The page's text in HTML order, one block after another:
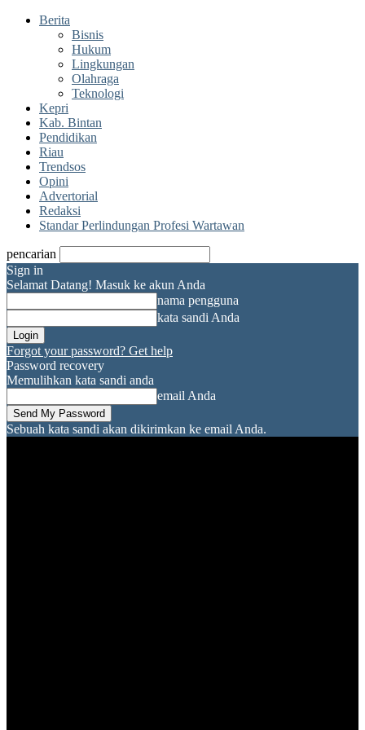
Berita
Bisnis
Hukum
Lingkungan
Olahraga
Teknologi
Kepri
Kab. Bintan
Pendidikan
Riau
Trendsos
Opini
Advertorial
Redaksi
Standar Perlindungan Profesi Wartawan
pencarian
Sign in
Selamat Datang! Masuk ke akun Anda
nama pengguna
kata sandi Anda
Forgot your password? Get help
Password recovery
Memulihkan kata sandi anda
email Anda
Sebuah kata sandi akan dikirimkan ke email Anda.